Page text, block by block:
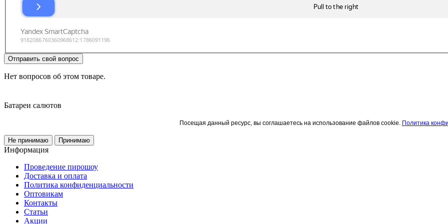
Отправить свой вопрос
Нет вопросов об этом товаре.
Батареи салютов
Посещая данный ресурс, вы соглашаетесь на использование файлов cookie. Политика
Не принимаю Принимаю
Информация
Проведение пирошоу
Доставка и оплата
Политика конфиденциальности
Оптовикам
Контакты
Статьи
Акции